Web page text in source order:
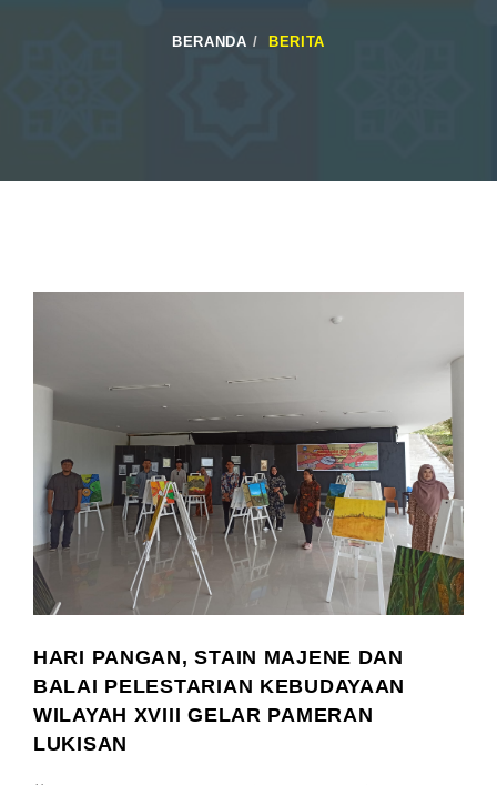
BERANDA BERITA
HARI PANGAN, STAIN MAJENE DAN
BALAI PELESTARIAN KEBUDAYAAN
WILAYAH XVIII GELAR PAMERAN
LUKISAN